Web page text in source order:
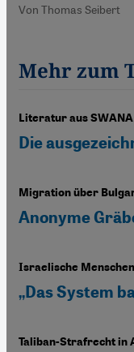
Von Thomas Seibert
Mehr zum
Literatur aus SWANA
Die
Migration über
Anonyme
Israelische
„Das System
Taliban-Strafrecht in